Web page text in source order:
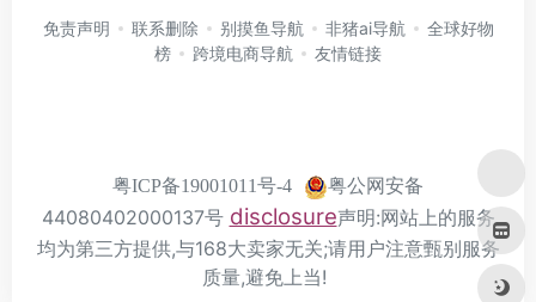
免责声明 联系删除 别摸鱼导航 非猪ai导航
全球好物
榜
跨境电商导航 友情链接
粤ICP备19001011号-4
粤公网安备
44080402000137号 disclosure声明:网站上的服务
均为第三方提供,与168大卖家无关;请用户注意甄别服务
质量,避免上当!